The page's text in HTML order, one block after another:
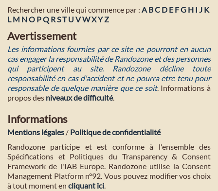
Rechercher une ville qui commence par : A BC D E FG H I J K
L M NO PQ R ST U VWXY Z
Avertissement
Les informations fournies par ce site ne pourront en aucun
cas engager la responsabilité de Randozone et des personnes
qui participent au site. Randozone décline toute
responsabilité en cas d'accident et ne pourra etre tenu pour
responsable de quelque manière que ce soit. Informations à
propos des niveaux de difficulté.
Informations
Mentions légales / Politique de confidentialité
Randozone participe et est conforme à l'ensemble des
Spécifications et Politiques du Transparency & Consent
Framework de l'IAB Europe. Randozone utilise la Consent
Management Platform n°92. Vous pouvez modifier vos choix
à tout moment en cliquant ici